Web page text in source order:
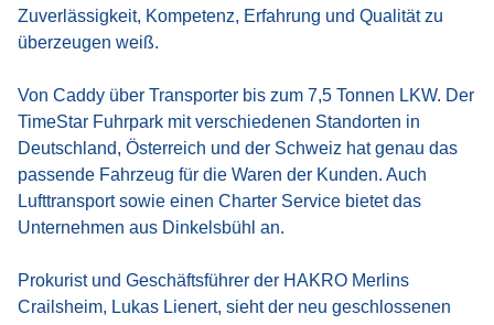
Zuverlässigkeit, Kompetenz, Erfahrung und Qualität zu
überzeugen weiß.
Von Caddy über Transporter bis zum 7,5 Tonnen LKW. Der
TimeStar Fuhrpark mit verschiedenen Standorten in
Deutschland, Österreich und der Schweiz hat genau das
passende Fahrzeug für die Waren der Kunden. Auch
Lufttransport sowie einen Charter Service bietet das
Unternehmen aus Dinkelsbühl an.
Prokurist und Geschäftsführer der HAKRO Merlins
Crailsheim, Lukas Lienert, sieht der neu geschlossenen